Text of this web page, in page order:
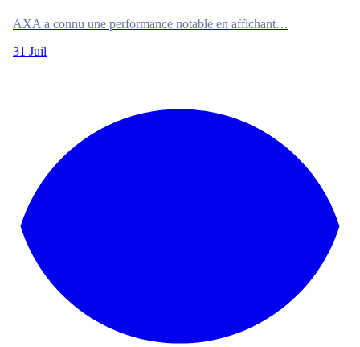
AXA a connu une performance notable en affichant…
31 Juil